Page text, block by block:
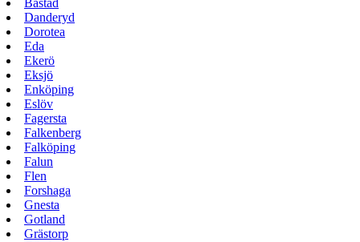
Båstad
Danderyd
Dorotea
Eda
Ekerö
Eksjö
Enköping
Eslöv
Fagersta
Falkenberg
Falköping
Falun
Flen
Forshaga
Gnesta
Gotland
Grästorp